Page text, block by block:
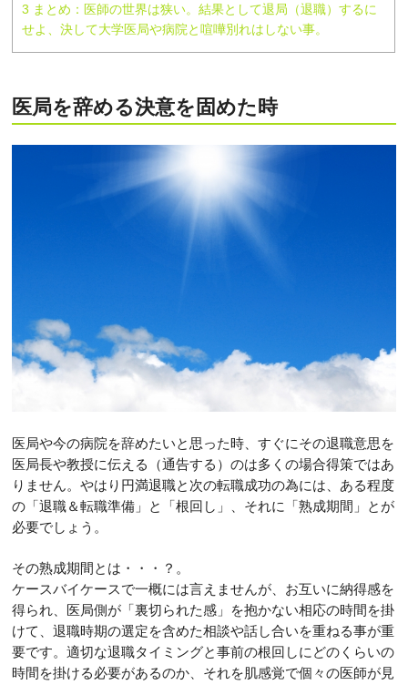
3 まとめ：医師の世界は狭い。結果として退局（退職）するに
せよ、決して大学医局や病院と喧嘩別れはしない事。
医局を辞める決意を固めた時
医局や今の病院を辞めたいと思った時、すぐにその退職意思を
医局長や教授に伝える（通告する）のは多くの場合得策ではあ
りません。やはり円満退職と次の転職成功の為には、ある程度
の「退職＆転職準備」と「根回し」、それに「熟成期間」とが
必要でしょう。
その熟成期間とは・・・？。
ケースバイケースで一概には言えませんが、お互いに納得感を
得られ、医局側が「裏切られた感」を抱かない相応の時間を掛
けて、退職時期の選定を含めた相談や話し合いを重ねる事が重
要です。適切な退職タイミングと事前の根回しにどのくらいの
時間を掛ける必要があるのか、それを肌感覚で個々の医師が見